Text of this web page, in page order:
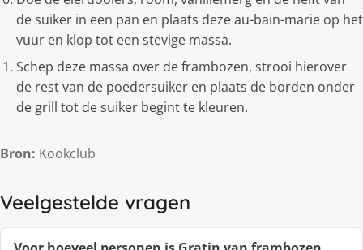
de suiker in een pan en plaats deze au-bain-marie op het
vuur en klop tot een stevige massa.
Schep deze massa over de frambozen, strooi hierover
de rest van de poedersuiker en plaats de borden onder
de grill tot de suiker begint te kleuren.
Bron: Kookclub
Veelgestelde vragen